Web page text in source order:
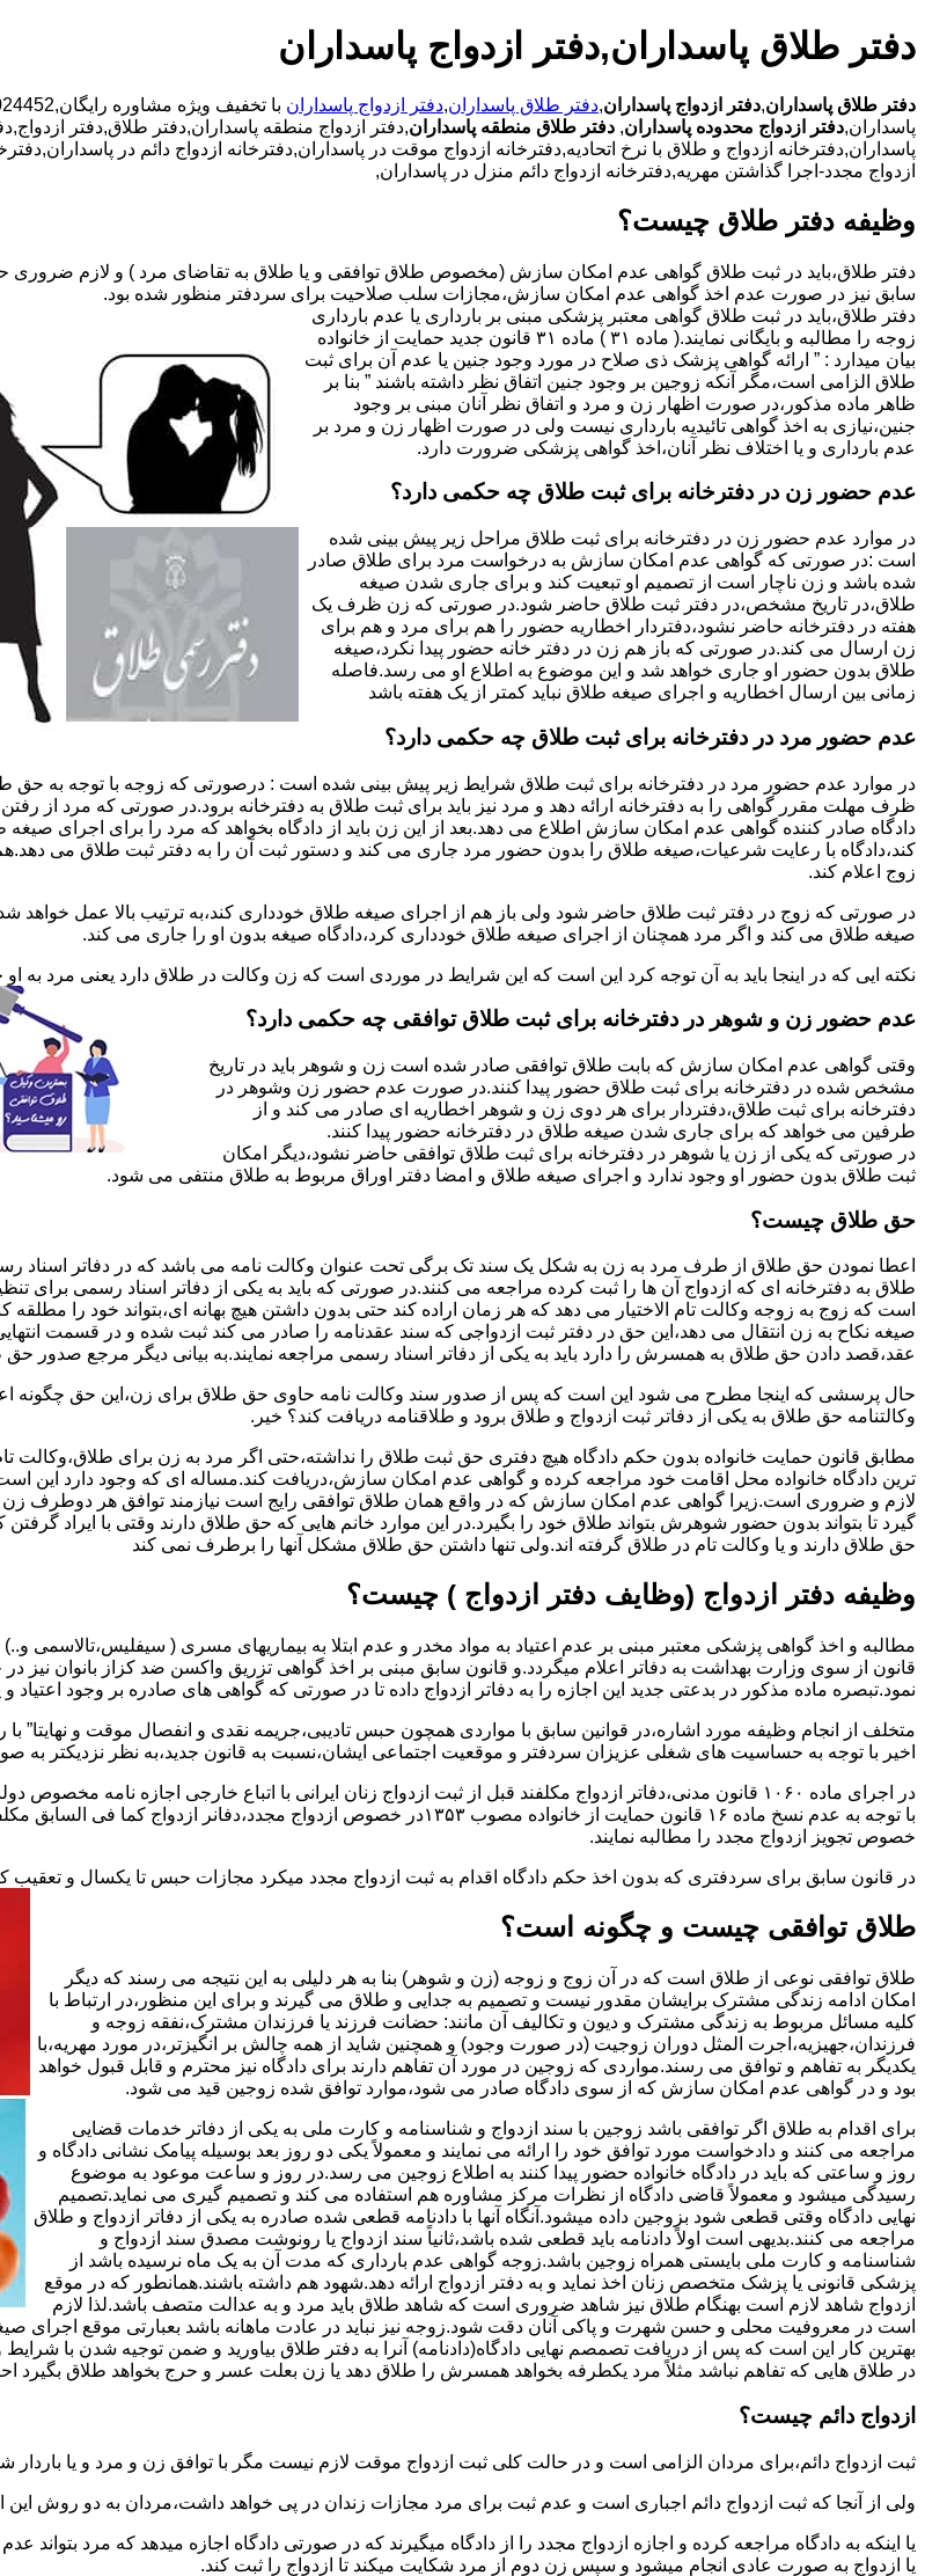
دفتر طلاق پاسداران,دفتر ازدواج پاسداران
دفتر طلاق پاسداران,دفتر ازدواج پاسداران,دفتر طلاق پاسداران,دفتر ازدواج پاسداران
پاسداران,دفتر ازدواج محدوده پاسداران, دفتر طلاق منطقه پاسداران,دفتر ازدواج منطقه پاسداران,دفتر طلاق,دفتر
پاسداران,دفترخانه ازدواج و طلاق با نرخ اتحادیه,دفترخانه ازدواج موقت در پاسداران,دفترخانه ازدواج دائم در
ازدواج مجدد-اجرا گذاشتن مهریه,دفترخانه ازدواج دائم منزل در پاسداران,
وظیفه دفتر طلاق چیست؟
سابق نیز در صورت عدم اخذ گواهی عدم امکان سازش،مجازات سلب صلاحیت برای سردفتر منظور شده بود.
دفتر طلاق،باید در ثبت طلاق گواهی معتبر پزشکی مبنی بر بارداری یا عدم بارداری
زوجه را مطالبه و بایگانی نمایند.( ماده ۳۱ ) ماده ۳۱ قانون جدید حمایت از خانواده
بیان میدارد : ” ارائه گواهی پزشک ذی صلاح در مورد وجود جنین یا عدم آن برای ثبت
طلاق الزامی است،مگر آنکه زوجین بر وجود جنین اتفاق نظر داشته باشند ” بنا بر
ظاهر ماده مذکور،در صورت اظهار زن و مرد و اتفاق نظر آنان مبنی بر وجود
جنین،نیازی به اخذ گواهی تائیدیه بارداری نیست ولی در صورت اظهار زن و مرد بر
عدم بارداری و یا اختلاف نظر آنان،اخذ گواهی پزشکی ضرورت دارد.
عدم حضور زن در دفترخانه برای ثبت طلاق چه حکمی دارد؟
در موارد عدم حضور زن در دفترخانه برای ثبت طلاق مراحل زیر پیش بینی شده
است :در صورتی که گواهی عدم امکان سازش به درخواست مرد برای طلاق صادر
شده باشد و زن ناچار است از تصمیم او تبعیت کند و برای جاری شدن صیغه
طلاق،در تاریخ مشخص،در دفتر ثبت طلاق حاضر شود.در صورتی که زن ظرف یک
هفته در دفترخانه حاضر نشود،دفتردار اخطاریه حضور را هم برای مرد و هم برای
زن ارسال می کند.در صورتی که باز هم زن در دفتر خانه حضور پیدا نکرد،صیغه
طلاق بدون حضور او جاری خواهد شد و این موضوع به اطلاع او می رسد.فاصله
زمانی بین ارسال اخطاریه و اجرای صیغه طلاق نباید کمتر از یک هفته باشد
عدم حضور مرد در دفترخانه برای ثبت طلاق چه حکمی دارد؟
در موارد عدم حضور مرد در دفترخانه برای ثبت طلاق شرایط زیر پیش بینی شده است : درصورتی که زوجه با توجه به حق
ظرف مهلت مقرر گواهی را به دفترخانه ارائه دهد و مرد نیز باید برای ثبت طلاق به دفترخانه برود.در صورتی که مرد از
دادگاه صادر کننده گواهی عدم امکان سازش اطلاع می دهد.بعد از این زن باید از دادگاه بخواهد که مرد را برای اجرای
کند،دادگاه با رعایت شرعیات،صیغه طلاق را بدون حضور مرد جاری می کند و دستور ثبت آن را به دفتر ثبت طلاق می
زوج اعلام کند.
در صورتی که زوج در دفتر ثبت طلاق حاضر شود ولی باز هم از اجرای صیغه طلاق خودداری کند،به ترتیب بالا عمل خواهد
صیغه طلاق می کند و اگر مرد همچنان از اجرای صیغه طلاق خودداری کرد،دادگاه صیغه بدون او را جاری می کند.
نکته ایی که در اینجا باید به آن توجه کرد این است که این شرایط در موردی است که زن وکالت در طلاق دارد یعنی مرد به
عدم حضور زن و شوهر در دفترخانه برای ثبت طلاق توافقی چه حکمی دارد؟
وقتی گواهی عدم امکان سازش که بابت طلاق توافقی صادر شده است زن و شوهر باید در تاریخ
مشخص شده در دفترخانه برای ثبت طلاق حضور پیدا کنند.در صورت عدم حضور زن وشوهر در
دفترخانه برای ثبت طلاق،دفتردار برای هر دوی زن و شوهر اخطاریه ای صادر می کند و از
طرفین می خواهد که برای جاری شدن صیغه طلاق در دفترخانه حضور پیدا کنند.
در صورتی که یکی از زن یا شوهر در دفترخانه برای ثبت طلاق توافقی حاضر نشود،دیگر امکان
ثبت طلاق بدون حضور او وجود ندارد و اجرای صیغه طلاق و امضا دفتر اوراق مربوط به طلاق منتفی می شود.
حق طلاق چیست؟
اعطا نمودن حق طلاق از طرف مرد به زن به شکل یک سند تک برگی تحت عنوان وکالت نامه می باشد که در دفاتر اسناد
طلاق به دفترخانه ای که ازدواج آن ها را ثبت کرده مراجعه می کنند.در صورتی که باید به یکی از دفاتر اسناد رسمی برای
است که زوج به زوجه وکالت تام الاختیار می دهد که هر زمان اراده کند حتی بدون داشتن هیچ بهانه ای،بتواند خود را
صیغه نکاح به زن انتقال می دهد،این حق در دفتر ثبت ازدواجی که سند عقدنامه را صادر می کند ثبت شده و در قسمت
عقد،قصد دادن حق طلاق به همسرش را دارد باید به یکی از دفاتر اسناد رسمی مراجعه نمایند.به بیانی دیگر مرجع صدور
حال پرسشی که اینجا مطرح می شود این است که پس از صدور سند وکالت نامه حاوی حق طلاق برای زن،این حق چگونه
وکالتنامه حق طلاق به یکی از دفاتر ثبت ازدواج و طلاق برود و طلاقنامه دریافت کند؟ خیر.
مطابق قانون حمایت خانواده بدون حکم دادگاه هیچ دفتری حق ثبت طلاق را نداشته،حتی اگر مرد به زن برای طلاق،وکالت
ترین دادگاه خانواده محل اقامت خود مراجعه کرده و گواهی عدم امکان سازش،دریافت کند.مساله ای که وجود دارد
لازم و ضروری است.زیرا گواهی عدم امکان سازش که در واقع همان طلاق توافقی رایج است نیازمند توافق هر
گیرد تا بتواند بدون حضور شوهرش بتواند طلاق خود را بگیرد.در این موارد خانم هایی که حق طلاق دارند وقتی با ایراد
حق طلاق دارند و یا وکالت تام در طلاق گرفته اند.ولی تنها داشتن حق طلاق مشکل آنها را برطرف نمی کند
وظیفه دفتر ازدواج (وظایف دفتر ازدواج ) چیست؟
قانون از سوی وزارت بهداشت به دفاتر اعلام میگردد.و قانون سابق مبنی بر اخذ گواهی تزریق واکسن ضد کزاز بانوان
نمود.تبصره ماده مذکور در بدعتی جدید این اجازه را به دفاتر ازدواج داده تا در صورتی که گواهی های صادره بر وجود اعتیاد و
متخلف از انجام وظیفه مورد اشاره،در قوانین سابق با مواردی همچون حبس تادیبی،جریمه نقدی و انفصال موقت و
اخیر با توجه به حساسیت های شغلی عزیزان سردفتر و موقعیت اجتماعی ایشان،نسبت به قانون جدید،به نظر نزدیکتر به
در اجرای ماده ۱۰۶۰ قانون مدنی،دفاتر ازدواج مکلفند قبل از ثبت ازدواج زنان ایرانی با اتباع خارجی اجازه نامه مخصوص دولت ( وزارت کشور ) را اخذ نمایند.
با توجه به عدم نسخ ماده ۱۶ قانون حمایت از خانواده مصوب ۱۳۵۳در خصوص ازدواج
خصوص تجویز ازدواج مجدد را مطالبه نمایند.
در قانون سابق برای سردفتری که بدون اخذ حکم دادگاه اقدام به ثبت ازدواج مجدد میکرد مجازات حبس تا یکسال و
طلاق توافقی چیست و چگونه است؟
طلاق توافقی نوعی از طلاق است که در آن زوج و زوجه (زن و شوهر) بنا به هر دلیلی به این نتیجه می رسند که دیگر
امکان ادامه زندگی مشترک برایشان مقدور نیست و تصمیم به جدایی و طلاق می گیرند و برای این منظور،در ارتباط با
کلیه مسائل مربوط به زندگی مشترک و دیون و تکالیف آن مانند: حضانت فرزند یا فرزندان مشترک،نفقه زوجه و
فرزندان،جهیزیه،اجرت المثل دوران زوجیت (در صورت وجود) و همچنین شاید از همه چالش بر انگیزتر،در مورد مهریه،با
یکدیگر به تفاهم و توافق می رسند.مواردی که زوجین در مورد آن تفاهم دارند برای دادگاه نیز محترم و قابل قبول خواهد
بود و در گواهی عدم امکان سازش که از سوی دادگاه صادر می شود،موارد توافق شده زوجین قید می شود.
برای اقدام به طلاق اگر توافقی باشد زوجین با سند ازدواج و شناسنامه و کارت ملی به یکی از دفاتر خدمات قضایی
مراجعه می کنند و دادخواست مورد توافق خود را ارائه می نمایند و معمولاً یکی دو روز بعد بوسیله پیامک نشانی دادگاه و
روز و ساعتی که باید در دادگاه خانواده حضور پیدا کنند به اطلاع زوجین می رسد.در روز و ساعت موعود به موضوع
رسیدگی میشود و معمولاً قاضی دادگاه از نظرات مرکز مشاوره هم استفاده می کند و تصمیم گیری می نماید.تصمیم
نهایی دادگاه وقتی قطعی شود بزوجین داده میشود.آنگاه آنها با دادنامه قطعی شده صادره به یکی از دفاتر ازدواج و طلاق
مراجعه می کنند.بدیهی است اولاً دادنامه باید قطعی شده باشد،ثانیاً سند ازدواج یا رونوشت مصدق سند ازدواج و
شناسنامه و کارت ملی بایستی همراه زوجین باشد.زوجه گواهی عدم بارداری که مدت آن به یک ماه نرسیده باشد از
پزشکی قانونی یا پزشک متخصص زنان اخذ نماید و به دفتر ازدواج ارائه دهد.شهود هم داشته باشند.همانطور که در موقع
ازدواج شاهد لازم است بهنگام طلاق نیز شاهد ضروری است که شاهد طلاق باید مرد و به عدالت متصف باشد.لذا لازم
است در معروفیت محلی و حسن شهرت و پاکی آنان دقت شود.زوجه نیز نباید در عادت ماهانه باشد بعبارتی موقع اجرای
بهترین کار این است که پس از دریافت تصمصم نهایی دادگاه(دادنامه) آنرا به دفتر طلاق بیاورید و ضمن توجیه شدن با
در طلاق هایی که تفاهم نباشد مثلاً مرد یکطرفه بخواهد همسرش را طلاق دهد یا زن بعلت عسر و حرج بخواهد طلاق بگیرد
ازدواج دائم چیست؟
ثبت ازدواج دائم،برای مردان الزامی است و در حالت کلی ثبت ازدواج موقت لازم نیست مگر با توافق زن و مرد و یا باردار
ولی از آنجا که ثبت ازدواج دائم اجباری است و عدم ثبت برای مرد مجازات زندان در پی خواهد داشت،مردان به دو روش این
یا اینکه به دادگاه مراجعه کرده و اجازه ازدواج مجدد را از دادگاه میگیرند که در صورتی دادگاه اجازه میدهد که مرد بتواند
یا ازدواج به صورت عادی انجام میشود و سپس زن دوم از مرد شکایت میکند تا ازدواج را ثبت کند.